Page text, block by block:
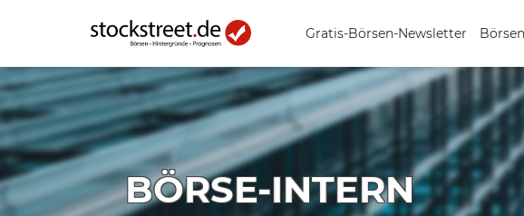
Gratis-Börsen-Newsletter
BÖRSE-INTERN